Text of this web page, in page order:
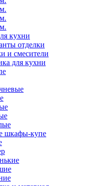
кухни
отделки
и смесители
для кухни
шкафы-купе